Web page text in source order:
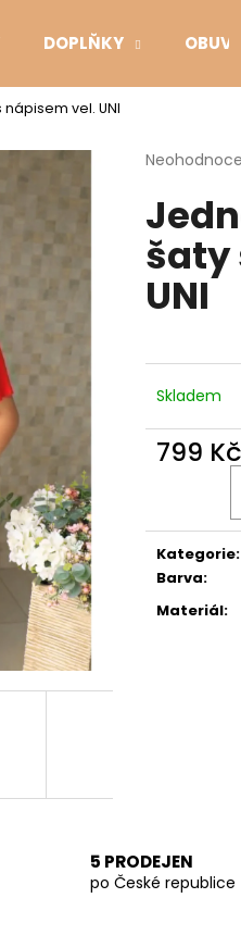
DOPLŇKY OBUV
vel. UNI
Průměrné
produktu
je
0,0
z
5
hvězdiček.
šaty
UNI
Skladem
799 Kč
Kategorie:
Barva:
Materiál:
5 PRODEJEN
po České republice
SVĚTLE BÉŽOVÁ
699 Kč